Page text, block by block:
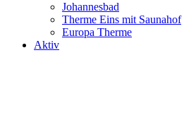
Johannesbad
Therme Eins mit Saunahof
Europa Therme
Aktiv